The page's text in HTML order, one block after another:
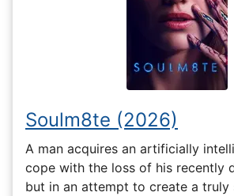
Soulm8te (2026)
A man acquires an artificially
cope with the loss of his recently
but in an attempt to create a truly